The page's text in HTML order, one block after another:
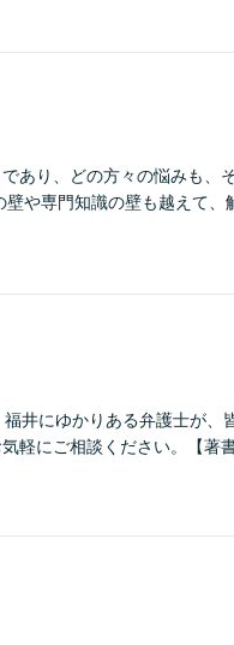
あり、どの方々の悩みも、
や専門知識の壁も越えて、
井にゆかりある弁護士が、
軽にご相談ください。【著書